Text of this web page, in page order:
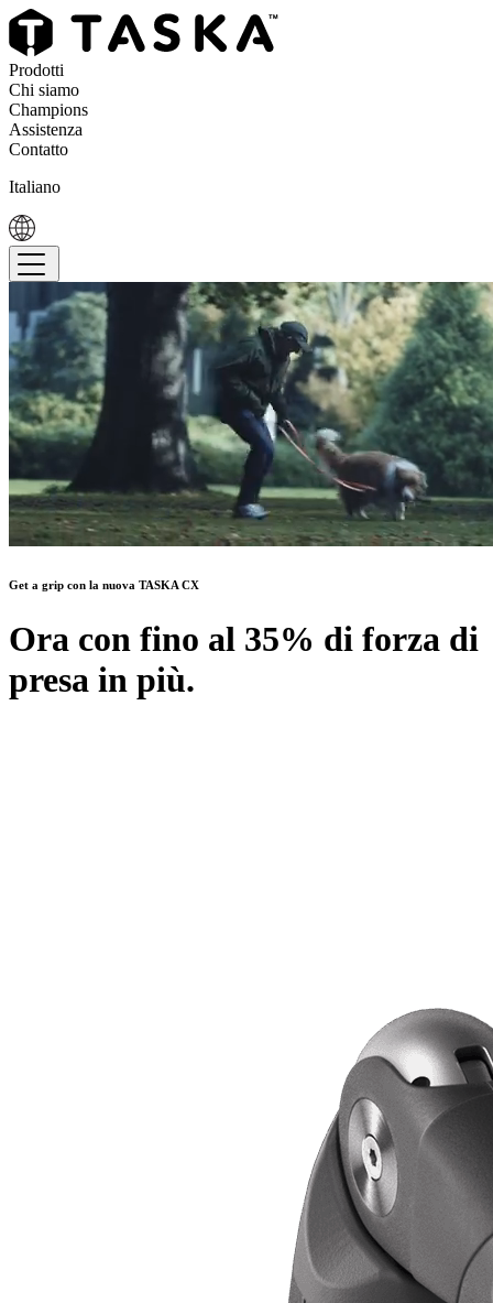
Prodotti
Chi siamo
Champions
Assistenza
Contatto
Italiano
Get a grip con la nuova TASKA CX
Ora con fino al 35% di forza di
presa in più.